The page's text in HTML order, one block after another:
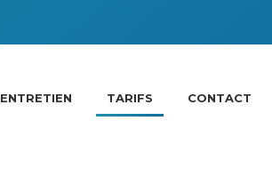
ENTRETIEN TARIFS CONTACT